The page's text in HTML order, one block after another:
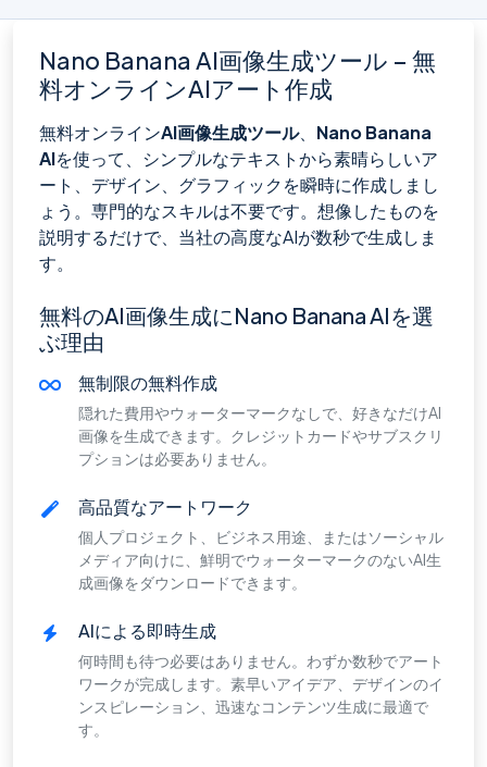
Nano Banana AI画像生成ツール – 無
料オンラインAIアート作成
無料オンラインAI画像生成ツール、 Nano Banana
AIを使って、シンプルなテキストから素晴らしいア
ート、デザイン、グラフィックを瞬時に作成しまし
ょう。専門的なスキルは不要です。想像したものを
説明するだけで、当社の高度なAIが数秒で生成しま
す。
無料のAI画像生成にNano Banana AIを選
ぶ理由
無制限の無料作成
隠れた費用やウォーターマークなしで、好きなだけAI
画像を生成できます。クレジットカードやサブスクリ
プションは必要ありません。
高品質なアートワーク
個人プロジェクト、ビジネス用途、またはソーシャル
メディア向けに、鮮明でウォーターマークのないAI生
成画像をダウンロードできます。
AIによる即時生成
何時間も待つ必要はありません。わずか数秒でアート
ワークが完成します。素早いアイデア、デザインのイ
ンスピレーション、迅速なコンテンツ生成に最適で
す。